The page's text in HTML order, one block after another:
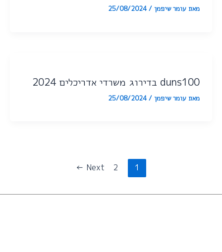
מאתעומר שיפמן/
25/08/2024
duns100 בדירוג משרדי אדריכלים 2024
מאתעומר שיפמן/
25/08/2024
1
2
Next
←